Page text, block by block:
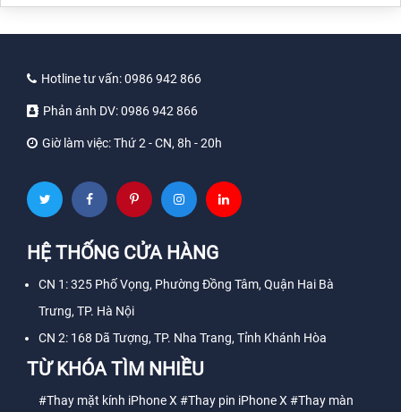
Hotline tư vấn:0986 942 866
Phản ánh DV:0986 942 866
Giờ làm việc:Thứ 2 - CN, 8h - 20h
HỆ THỐNG CỬA HÀNG
CN 1: 325 Phố Vọng, Phường Đồng Tâm, Quận Hai Bà
Trưng, TP. Hà Nội
CN 2: 168 Dã Tượng, TP. Nha Trang, Tỉnh Khánh Hòa
TỪ KHÓA TÌM NHIỀU
#Thay mặt kính iPhone X #Thay pin iPhone X #Thay màn